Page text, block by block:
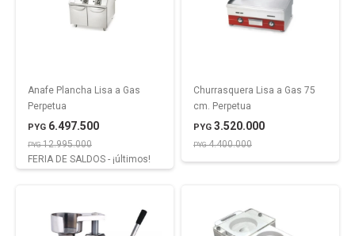
Anafe Plancha Lisa a Gas
Perpetua
PYG 6.497.500
PYG12.995.000
FERIA DE SALDOS - ¡últimos!
Churrasquera Lisa a Gas 75
cm. Perpetua
PYG 3.520.000
PYG4.400.000